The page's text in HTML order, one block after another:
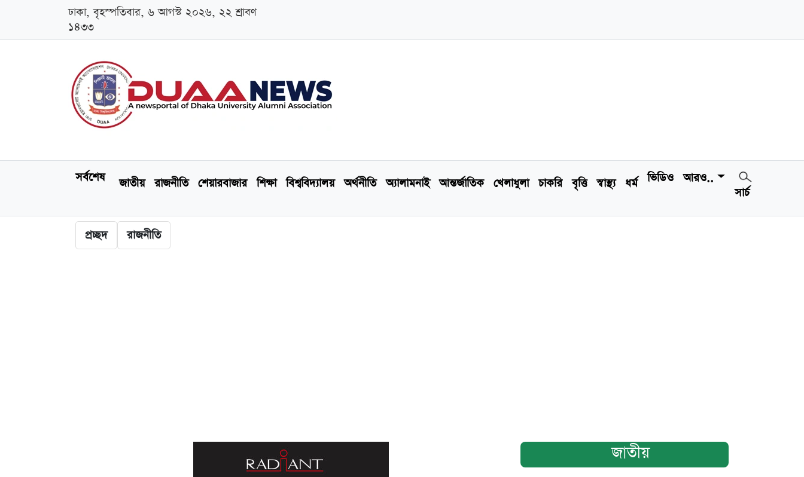
ঢাকা, বৃহস্পতিবার, ৬ আগস্ট ২০২৬, ২২ শ্রাবণ
১৪৩৩
সর্বশেষ জাতীয় রাজনীতি শেয়ারবাজার শিক্ষা বিশ্ববিদ্যালয় অর্থনীতি অ্যালামনাই আন্তর্জাতিক খেলাধুলা চাকরি বৃত্তি স্বাস্থ্য ধর্ম ভিডিও
আরও..
সার্চ
প্রচ্ছদ রাজনীতি
জাতীয়